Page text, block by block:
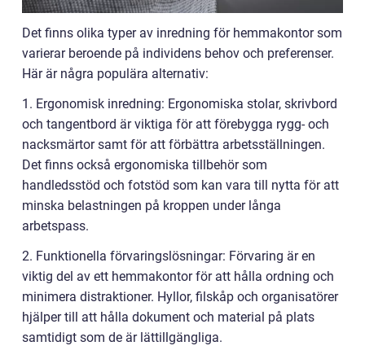
Det finns olika typer av inredning för hemmakontor som
varierar beroende på individens behov och preferenser.
Här är några populära alternativ:
1. Ergonomisk inredning: Ergonomiska stolar, skrivbord
och tangentbord är viktiga för att förebygga rygg- och
nacksmärtor samt för att förbättra arbetsställningen.
Det finns också ergonomiska tillbehör som
handledsstöd och fotstöd som kan vara till nytta för att
minska belastningen på kroppen under långa
arbetspass.
2. Funktionella förvaringslösningar: Förvaring är en
viktig del av ett hemmakontor för att hålla ordning och
minimera distraktioner. Hyllor, filskåp och organisatörer
hjälper till att hålla dokument och material på plats
samtidigt som de är lättillgängliga.